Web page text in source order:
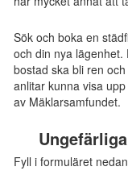
Sök och boka en
och din nya
bostad ska bli ren
anlitar kunna visa
av Mäklarsamfundet.
Fyll i formuläret